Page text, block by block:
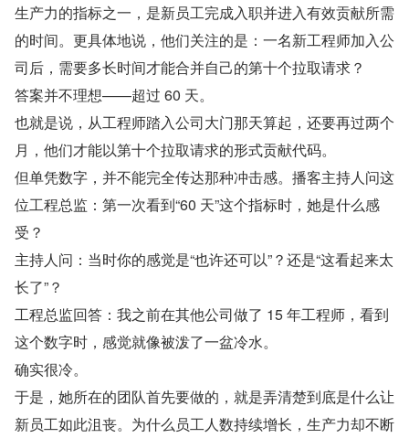
生产力的指标之一，是新员工完成入职并进入有效贡献所需
的时间。更具体地说，他们关注的是：一名新工程师加入公
司后，需要多长时间才能合并自己的第十个拉取请求？
答案并不理想——超过 60 天。
也就是说，从工程师踏入公司大门那天算起，还要再过两个
月，他们才能以第十个拉取请求的形式贡献代码。
但单凭数字，并不能完全传达那种冲击感。播客主持人问这
位工程总监：第一次看到“60 天”这个指标时，她是什么感
受？
主持人问：当时你的感觉是“也许还可以”？还是“这看起来太
长了”？
工程总监回答：我之前在其他公司做了 15 年工程师，看到
这个数字时，感觉就像被泼了一盆冷水。
确实很冷。
于是，她所在的团队首先要做的，就是弄清楚到底是什么让
新员工如此沮丧。为什么员工人数持续增长，生产力却不断